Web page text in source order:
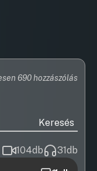
690 hozzászólás
Keresés
104db 31db